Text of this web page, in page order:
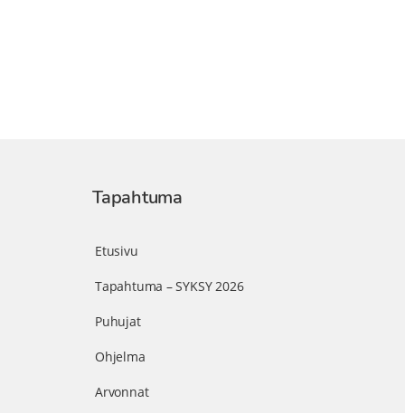
Tapahtuma
Etusivu
Tapahtuma – SYKSY 2026
Puhujat
Ohjelma
Arvonnat